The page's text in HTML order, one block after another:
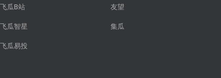
飞瓜B站
飞瓜智星
飞瓜易投
友望
集瓜